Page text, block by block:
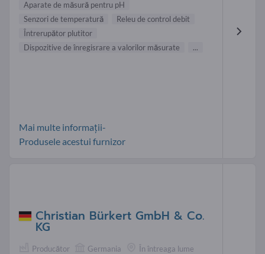
Aparate de măsură pentru pH
Senzori de temperatură
Releu de control debit
Întrerupător plutitor
Dispozitive de înregisrare a valorilor măsurate
...
Mai multe informații-
Produsele acestui furnizor
Christian Bürkert GmbH & Co.
KG
Producător Germania În întreaga lume